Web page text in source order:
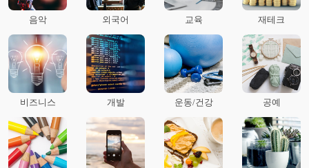
음악 외국어 교육 재테크
비즈니스 개발 운동/건강 공예